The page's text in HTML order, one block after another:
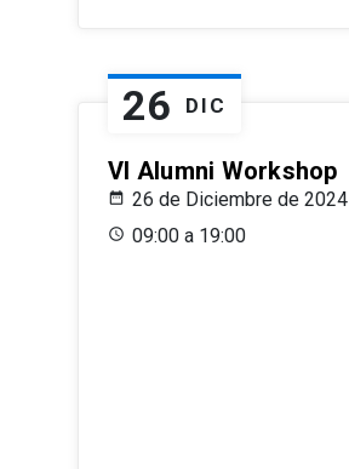
26 DIC
VI Alumni Workshop
26 de Diciembre de 2024
09:00 a 19:00